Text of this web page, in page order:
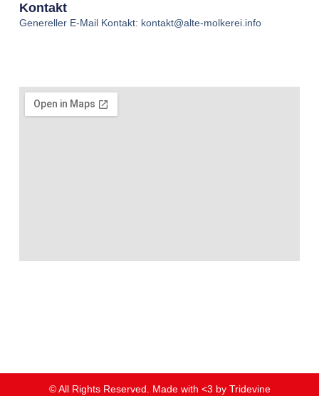
Kontakt
Genereller E-Mail Kontakt: kontakt@alte-molkerei.info
© All Rights Reserved. Made with <3 by Tridevine